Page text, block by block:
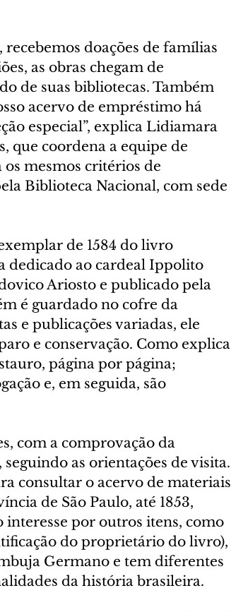
recebemos doações de famílias
as obras chegam de
de suas bibliotecas. Também
acervo de empréstimo há
especial”, explica Lidiamara
que coordena a equipe de
os mesmos critérios de
Biblioteca Nacional, com sede
de 1584 do livro
dedicado ao cardeal Ippolito
Ariosto e publicado pela
é guardado no cofre da
e publicações variadas, ele
e conservação. Como explica
página por página;
e, em seguida, são
com a comprovação da
as orientações de visita.
consultar o acervo de materiais
de São Paulo, até 1853,
por outros itens, como
do proprietário do livro),
Germano e tem diferentes
da história brasileira.